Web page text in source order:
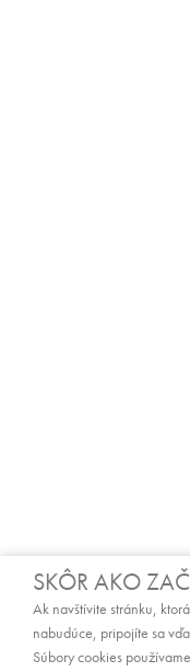
SKÔR AKO
Ak navštívite stránku,
nabudúce, pripojíte sa
Súbory cookies